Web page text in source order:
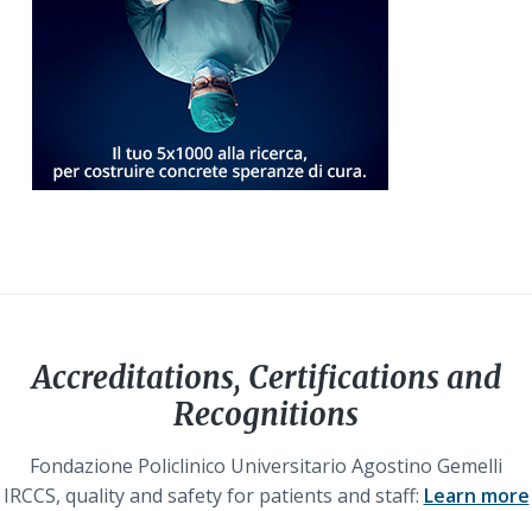
Accreditations, Certifications and
Recognitions
Fondazione Policlinico Universitario Agostino Gemelli
IRCCS, quality and safety for patients and staff: Learn more